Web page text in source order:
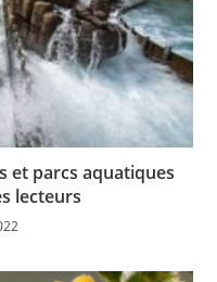
et parcs aquatiques
lecteurs